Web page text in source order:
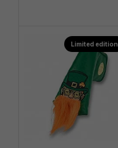
Limited edition